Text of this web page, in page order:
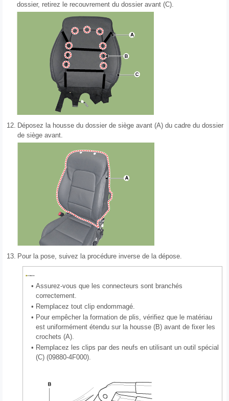
dossier, retirez le recouvrement du dossier avant (C).
12. Déposez la housse du dossier de siège avant (A) du cadre du dossier
de siège avant.
13. Pour la pose, suivez la procédure inverse de la dépose.
• Assurez-vous que les connecteurs sont branchés
correctement.
• Remplacez tout clip endommagé.
• Pour empêcher la formation de plis, vérifiez que le matériau
est uniformément étendu sur la housse (B) avant de fixer les
crochets (A).
• Remplacez les clips par des neufs en utilisant un outil spécial
(C) (09880-4F000).